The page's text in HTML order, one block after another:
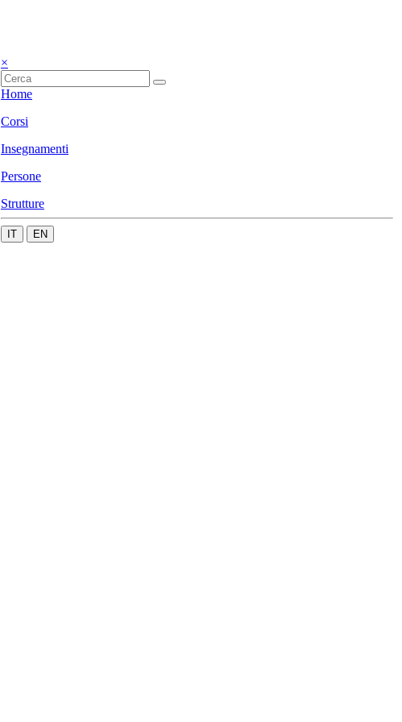
×
Home
Corsi
Insegnamenti
Persone
Strutture
IT EN